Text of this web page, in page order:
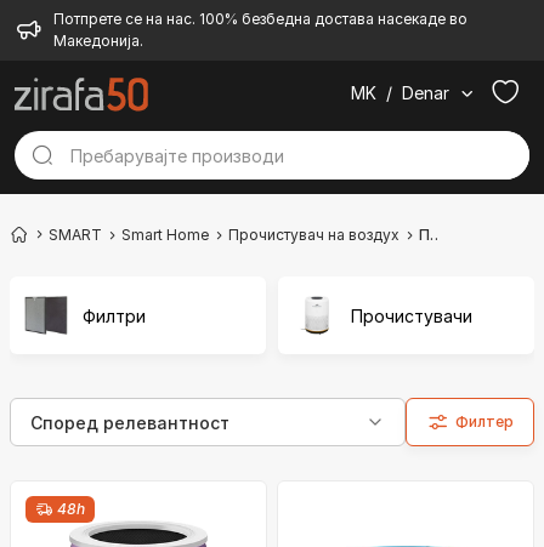
Потпрете се на нас. 100% безбедна достава насекаде во
Македонија.
MK / Denar
SMART Smart Home Прочистувач на воздух Прочистувач
Филтри Прочистувачи
Филтер
48h